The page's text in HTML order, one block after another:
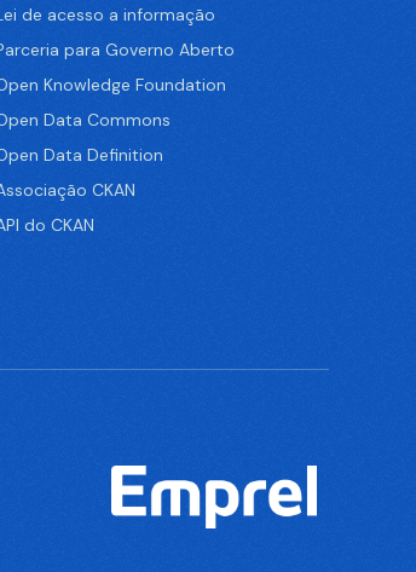
de acesso a informação
para Governo Aberto
Knowledge Foundation
Data Commons
Data Definition
CKAN
do CKAN